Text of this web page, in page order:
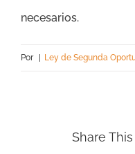
necesarios.
Por | Ley de Segunda
Share